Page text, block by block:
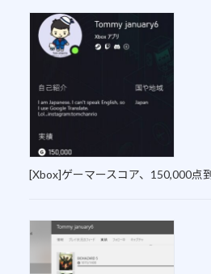
[Xbox]ゲーマースコア、150,000点